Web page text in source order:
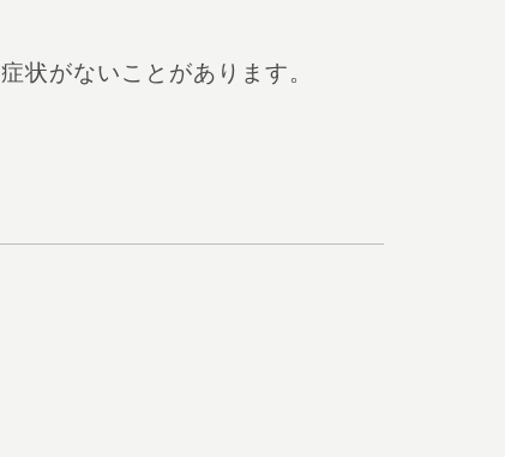
状がないことがあります。